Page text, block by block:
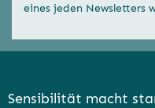
eines jeden Newsletters
Sensibilität macht